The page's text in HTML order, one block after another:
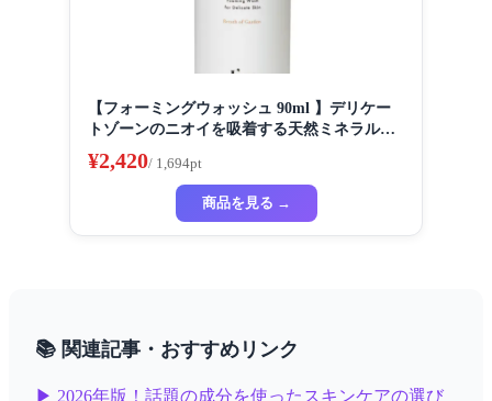
【フォーミングウォッシュ 90ml 】デリケー
トゾーンのニオイを吸着する天然ミネラル配
¥2,420/ 1,694pt
商品を見る →
📚 関連記事・おすすめリンク
▶ 2026年版！話題の成分を使ったスキンケアの選び